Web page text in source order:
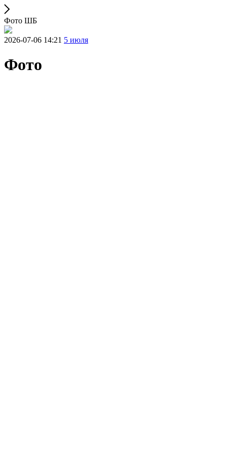
Фото ШБ
2026-07-06 14:21 5 июля
Фото